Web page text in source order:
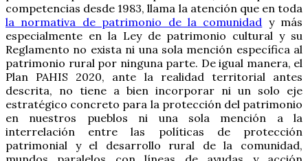
competencias desde 1983, llama la atención que en toda
la normativa de patrimonio de la comunidad y más
especialmente en la Ley de patrimonio cultural y su
Reglamento no exista ni una sola mención específica al
patrimonio rural por ninguna parte. De igual manera, el
Plan PAHIS 2020, ante la realidad territorial antes
descrita, no tiene a bien incorporar ni un solo eje
estratégico concreto para la protección del patrimonio
en nuestros pueblos ni una sola mención a la
interrelación entre las políticas de protección
patrimonial y el desarrollo rural de la comunidad,